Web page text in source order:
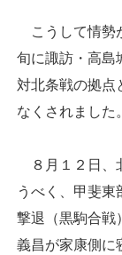
こうして情勢
旬に諏訪・高島
対北条戦の拠点
なくされました。
８月１２日、
うべく、甲斐
撃退（黒駒合戦
義昌が家康側に